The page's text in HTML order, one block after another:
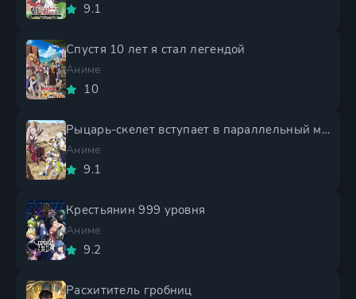
9.1
Спустя 10 лет я стал легендой
Аниме
10
Рыцарь-скелет вступает в параллельный мир 2 сезон
Аниме
9.1
Крестьянин 999 уровня
Аниме
9.2
Расхититель гробниц